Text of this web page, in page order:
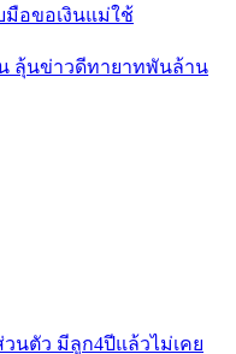
มือขอเงินแม่ใช้
ลุ้นข่าวดีทายาทพันล้าน
นตัว มีลูก4ปีแล้วไม่เคย